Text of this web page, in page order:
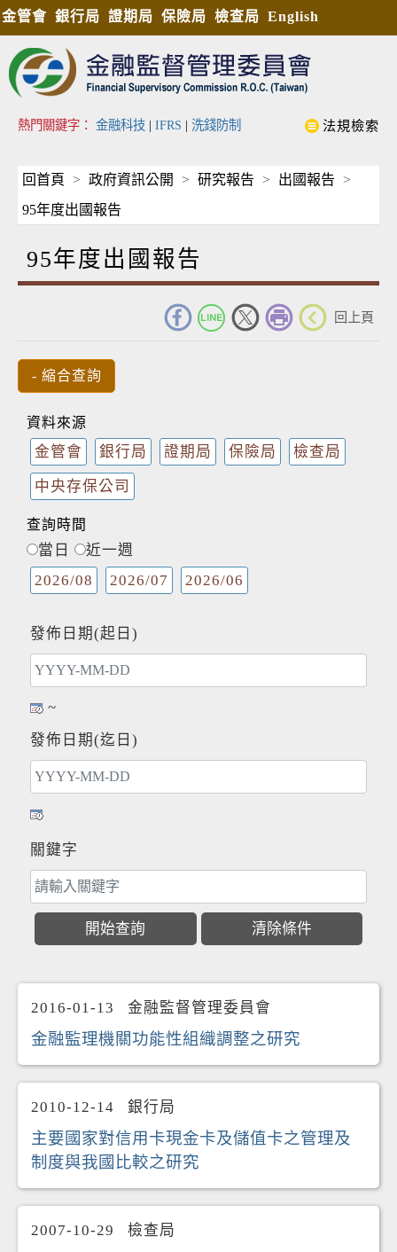
金管會 銀行局 證期局 保險局 檢查局 English
熱門關鍵字： 金融科技 | IFRS | 洗錢防制 法規檢索
回首頁 政府資訊公開 研究報告
出國報告
95年度出國報告
95年度出國報告
回上頁
資料來源
金管會 銀行局 證期局 保險局 檢查局
中央存保公司
查詢時間
當日
近一週
2026/08
2026/07 2026/06
發佈日期(起日)
~
發佈日期(迄日)
關鍵字
2016-01-13 金融監督管理委員會
金融監理機關功能性組織調整之研究
2010-12-14 銀行局
主要國家對信用卡現金卡及儲值卡之管理及
制度與我國比較之研究
2007-10-29 檢查局